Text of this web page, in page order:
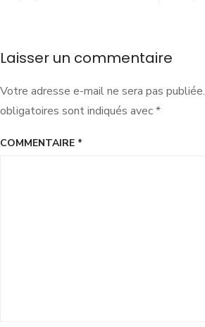
Laisser un commentaire
Votre adresse e-mail ne sera pas publiée.
obligatoires sont indiqués avec*
COMMENTAIRE *